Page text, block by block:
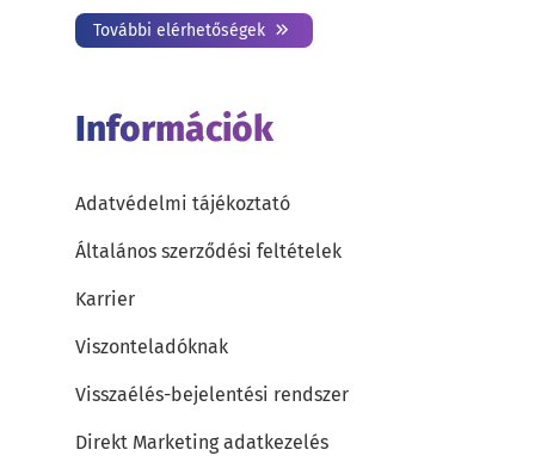
További elérhetőségek
Információk
Adatvédelmi tájékoztató
Általános szerződési feltételek
Karrier
Viszonteladóknak
Visszaélés-bejelentési rendszer
Direkt Marketing adatkezelés